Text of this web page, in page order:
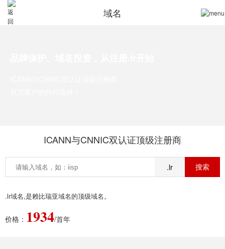
域名
ICANN与CNNIC双认证顶级注册商
.lr
.lr域名,是赖比瑞亚域名的顶级域名。
价格： 1934/首年